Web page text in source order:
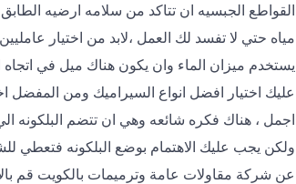
القواطع الجبسيه ان تتاكد من سلامه ارضيه
مياه حتي لا تفسد لك العمل ،لابد من اختيار
يستخدم ميزان الماء وان يكون هناك ميل في
عليك اختيار افضل انواع السيراميك ومن المفضل
اجمل ، هناك فكره شائعه وهي ان تتضم
ولكن يجب عليك الاهتمام بوضع البلكونه فتعطي
عن شركة مقاولات عامة وترميمات بالكويت قم